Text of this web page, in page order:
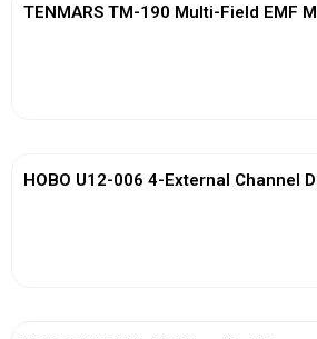
TENMARS TM-190 Multi-Field EMF
HOBO U12-006 4-External Channel